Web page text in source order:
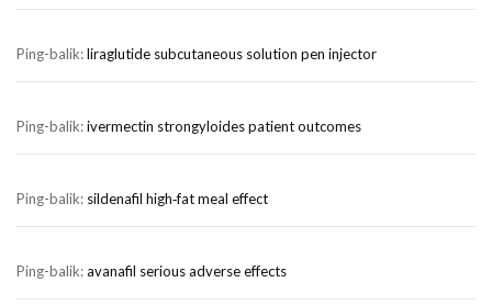
Ping-balik:liraglutide subcutaneous solution pen injector
Ping-balik:ivermectin strongyloides patient outcomes
Ping-balik: sildenafil high‑fat meal effect
Ping-balik:avanafil serious adverse effects